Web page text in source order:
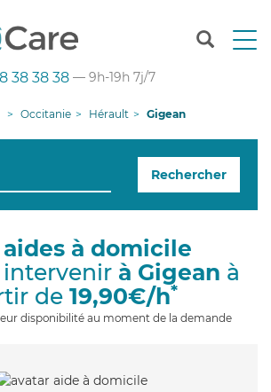
T
n
g
38 38 38 — 9h-19h 7j/7
Occitanie Hérault Gigean
Rechercher
à domicile
à Gigean à
de 19,90€/h*
disponibilité au moment de la demande